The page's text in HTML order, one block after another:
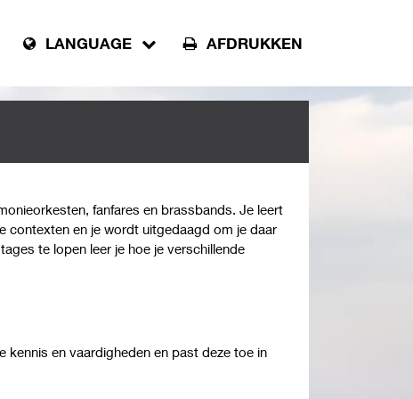
LANGUAGE AFDRUKKEN
fanfares en brassbands. Je leert
contexten en je wordt uitgedaagd om je daar
te lopen leer je hoe je verschillende
uit de mensen die je voor je hebt te halen.
nadruk gelegd op het ontwikkelen van
een muziekinstrument, als op het ontwikkelen
Afgestudeerde dirigenten HaFaBra
en weten hoe ze hun skills in
kennis en vaardigheden en past deze toe in
dirigeren etc.) op professioneel niveau.